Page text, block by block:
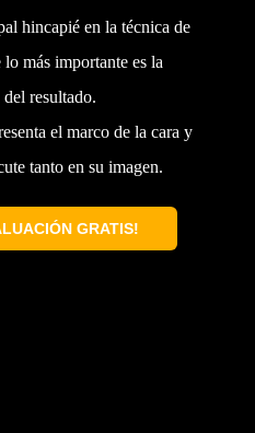
hincapié en la técnica de
más importante es la
resultado.
el marco de la cara y
tanto en su imagen.
GRATIS!